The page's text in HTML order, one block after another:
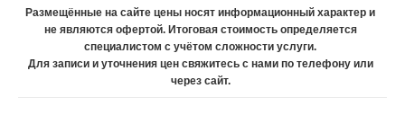
Размещённые на сайте цены носят информационный характер и
не являются офертой. Итоговая стоимость определяется
специалистом с учётом сложности услуги.
Для записи и уточнения цен свяжитесь с нами по телефону или
через сайт.